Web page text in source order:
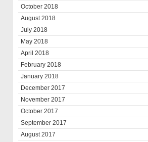
October 2018
August 2018
July 2018
May 2018
April 2018
February 2018
January 2018
December 2017
November 2017
October 2017
September 2017
August 2017